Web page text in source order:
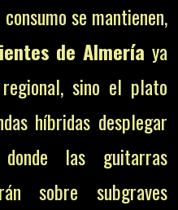
se mantienen,
de Almería ya
sino el plato
híbridas desplegar
las guitarras
sobre subgraves